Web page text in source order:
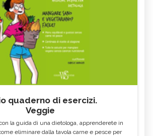
quaderno di esercizi.
Veggie
la guida di una dietologa, apprenderete in
eliminare dalla tavola carne e pesce per